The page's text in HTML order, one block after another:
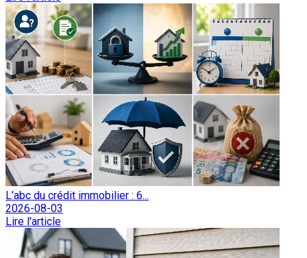
L'abc du crédit immobilier : 6...
2026-08-03
Lire l'article